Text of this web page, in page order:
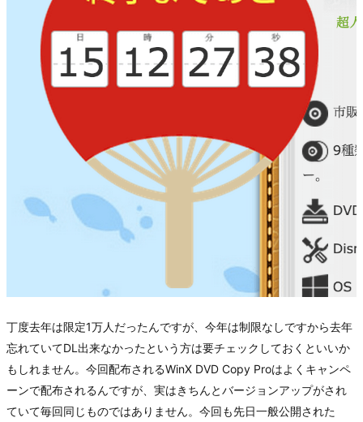
丁度去年は限定1万人だったんですが、今年は制限なしですから去年
忘れていてDL出来なかったという方は要チェックしておくといいか
もしれません。今回配布されるWinX DVD Copy Proはよくキャンペ
ーンで配布されるんですが、実はきちんとバージョンアップがされ
ていて毎回同じものではありません。今回も先日一般公開された